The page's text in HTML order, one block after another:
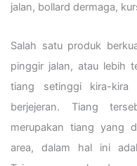
jalan, bollard dermaga,
Salah satu produk
pinggir jalan, atau lebih
tiang setinggi kira-kira
berjejeran. Tiang
merupakan tiang yang
area, dalam hal ini